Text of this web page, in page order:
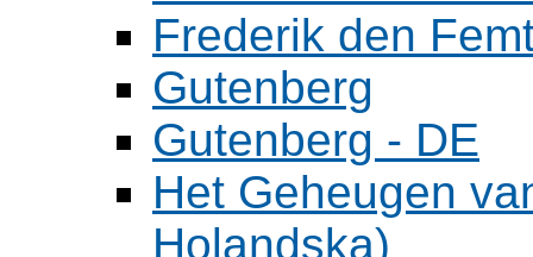
Frederik den
Gutenberg
Gutenberg - DE
Het Geheugen
Holandska)